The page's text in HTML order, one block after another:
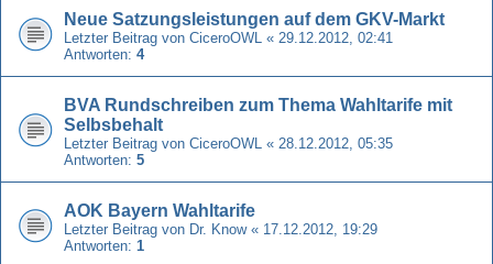
Neue Satzungsleistungen auf dem GKV-Markt
Letzter Beitrag von CiceroOWL « 29.12.2012, 02:41
Antworten: 4
BVA Rundschreiben zum Thema Wahltarife mit
Selbsbehalt
Letzter Beitrag von CiceroOWL « 28.12.2012, 05:35
Antworten: 5
AOK Bayern Wahltarife
Letzter Beitrag von Dr. Know« 17.12.2012, 19:29
Antworten: 1